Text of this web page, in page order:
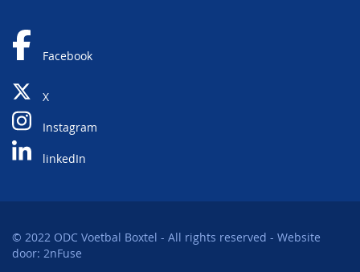
Facebook
X
Instagram
linkedIn
© 2022 ODC Voetbal Boxtel - All rights reserved - Website
door: 2nFuse